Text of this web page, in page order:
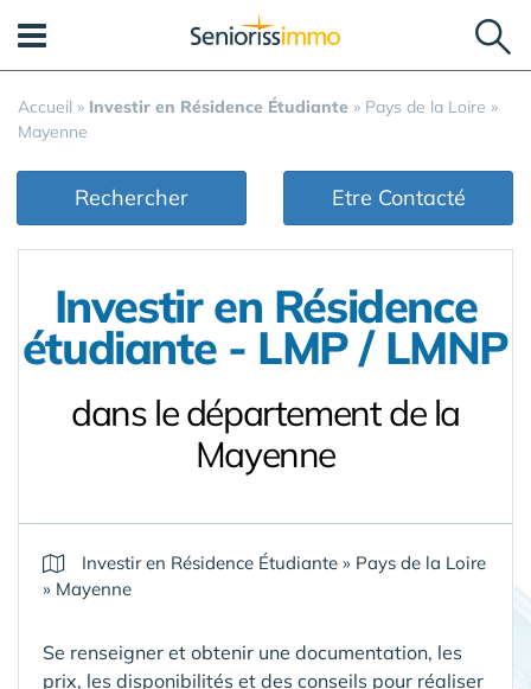
Accueil » Investir en Résidence Étudiante » Pays de la Loire »
Mayenne
Rechercher Etre Contacté
Investir en Résidence
étudiante - LMP / LMNP
dans le département de la
Mayenne
Investir en Résidence Étudiante » Pays de la Loire
» Mayenne
Se renseigner et obtenir une documentation, les
prix, les disponibilités et des conseils pour réaliser